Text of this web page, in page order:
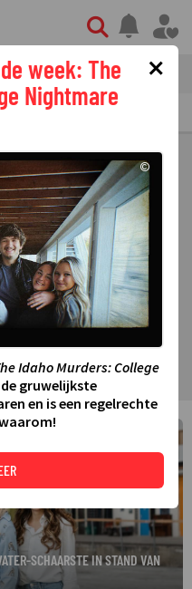
nieuws
GEMIST
SCHAARSTE IN STAND VAN
×
week: The
Nightmare
©
Idaho Murders: College
gruwelijkste
en is een regelrechte